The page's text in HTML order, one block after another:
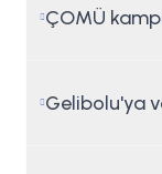
ÇOMÜ
Gelibolu'ya